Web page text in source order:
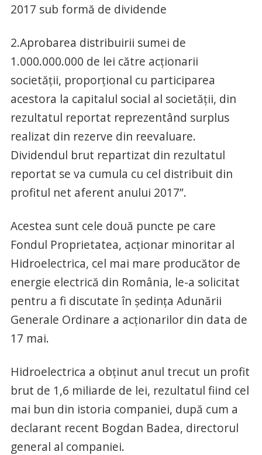
2017 sub formă de dividende
2.Aprobarea distribuirii sumei de
1.000.000.000 de lei către acţionarii
societăţii, proporţional cu participarea
acestora la capitalul social al societăţii, din
rezultatul reportat reprezentând surplus
realizat din rezerve din reevaluare.
Dividendul brut repartizat din rezultatul
reportat se va cumula cu cel distribuit din
profitul net aferent anului 2017”.
Acestea sunt cele două puncte pe care
Fondul Proprietatea, acţionar minoritar al
Hidroelectrica, cel mai mare producător de
energie electrică din România, le-a solicitat
pentru a fi discutate în şedinţa Adunării
Generale Ordinare a acţionarilor din data de
17 mai.
Hidroelectrica a obţinut anul trecut un profit
brut de 1,6 miliarde de lei, rezultatul fiind cel
mai bun din istoria companiei, după cum a
declarant recent Bogdan Badea, directorul
general al companiei.